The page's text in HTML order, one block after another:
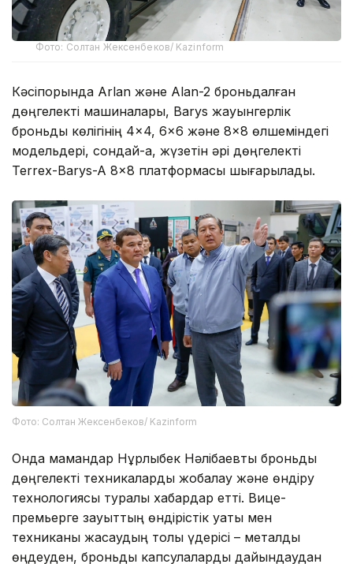
Фото: Солтан Жексенбеков/ Kazinform
Кәсіпорында Arlan және Alan-2 броньдалған
дөңгелекті машиналары, Barys жауынгерлік
броньды көлігінің 4×4, 6×6 және 8×8 өлшеміндегі
модельдері, сондай-ақ, жүзетін әрі дөңгелекті
Terrex-Barys-A 8×8 платформасы шығарылады.
Фото: Солтан Жексенбеков/ Kazinform
Онда мамандар Нұрлыбек Нәлібаевты броньды
дөңгелекті техникаларды жобалау және өндіру
технологиясы туралы хабардар етті. Вице-
премьерге зауыттың өндірістік қуаты мен
техниканы жасаудың толық үдерісі – металды
өңдеуден, броньды капсулаларды дайындаудан